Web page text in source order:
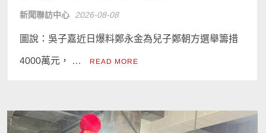
新聞聯訪中心 2026-08-08
圖說：吳子嘉近日爆料鄭永金為兒子鄭朝方選舉籌措
4000萬元， … READ MORE